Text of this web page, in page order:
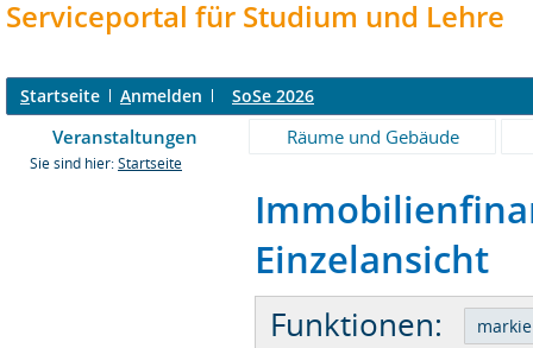
Serviceportal für Studium und Lehre
Startseite Anmelden SoSe 2026
Veranstaltungen Räume und Gebäude
Sie sind hier: Startseite
Einzelansicht
Funktionen: